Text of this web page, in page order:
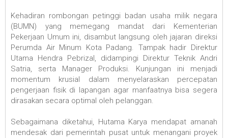
‎Kehadiran rombongan petinggi badan usaha milik negara
(BUMN) yang memegang mandat dari Kementerian
Pekerjaan Umum ini, disambut langsung oleh jajaran direksi
Perumda Air Minum Kota Padang. Tampak hadir Direktur
Utama Hendra Pebrizal, didampingi Direktur Teknik Andri
Satria, serta Manager Produksi. Kunjungan ini menjadi
momentum krusial dalam menyelaraskan percepatan
pengerjaan fisik di lapangan agar manfaatnya bisa segera
dirasakan secara optimal oleh pelanggan.
‎Sebagaimana diketahui, Hutama Karya mendapat amanah
mendesak dari pemerintah pusat untuk menangani proyek